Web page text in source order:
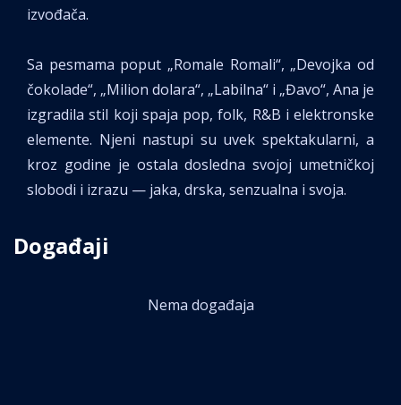
izvođača.
Sa pesmama poput „Romale Romali“, „Devojka od
čokolade“, „Milion dolara“, „Labilna“ i „Đavo“, Ana je
izgradila stil koji spaja pop, folk, R&B i elektronske
elemente. Njeni nastupi su uvek spektakularni, a
kroz godine je ostala dosledna svojoj umetničkoj
slobodi i izrazu — jaka, drska, senzualna i svoja.
Događaji
Nema događaja